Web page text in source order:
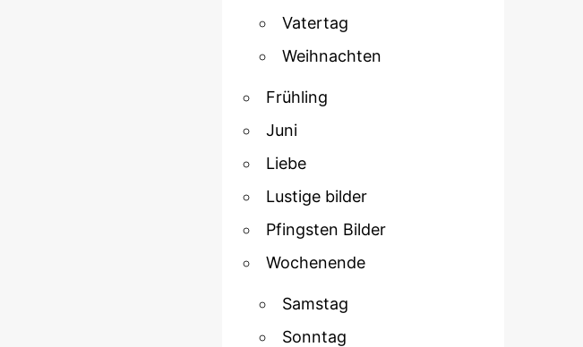
Vatertag
Weihnachten
Frühling
Juni
Liebe
Lustige bilder
Pfingsten Bilder
Wochenende
Samstag
Sonntag